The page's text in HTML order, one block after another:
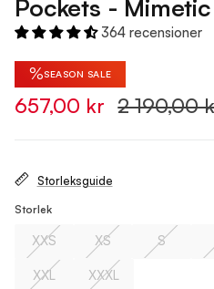
Pockets -
364 recensioner
%SEASON SALE
657,00 kr 2 190,00
Storleksguide
Storlek
XXS XS S
XXL XXXL